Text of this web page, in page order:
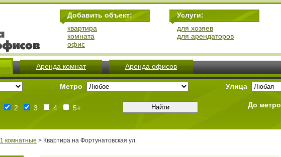
Добавить объект:
квартира
комната
офис
Услуги:
для хозяев
для арендаторов
Аренда комнат Аренда офисов
Метро Улица
2 3 4 5+ До метро
1 комнатные > Квартира на Фортунатовская ул.